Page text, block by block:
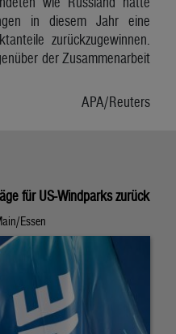
in diesem Jahr eine
zurückzugewinnen.
der Zusammenarbeit
APA/Reuters
für US-Windparks zurück
Essen